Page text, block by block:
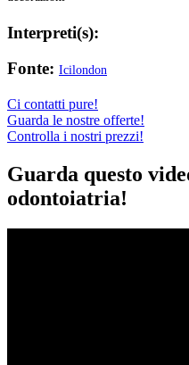
Interpreti(s):
Fonte: Icilondon
Ci contatti pure!
Guarda le nostre offerte!
Controlla i nostri prezzi!
Guarda questo
odontoiatria!